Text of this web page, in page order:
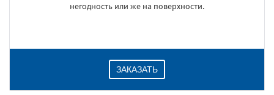
негодность или же на поверхности.
ЗАКАЗАТЬ